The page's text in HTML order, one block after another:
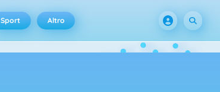
Sport Altro